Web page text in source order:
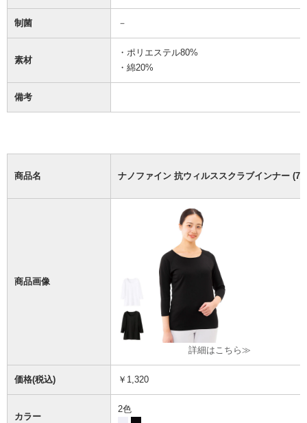
制菌 －
素材
・ポリエステル80%
・綿20%
備考
商品名 ナノファイン 抗ウィルススクラブインナー (7
商品画像
詳細はこちら≫
価格(税込) ￥1,320
カラー
2色